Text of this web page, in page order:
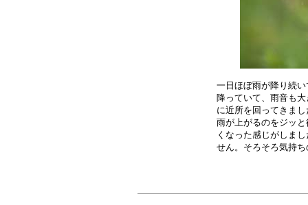
一日ほぼ雨が降り続
降っていて、雨音も
に近所を回ってきま
雨が上がるのをジッ
くなった感じがしま